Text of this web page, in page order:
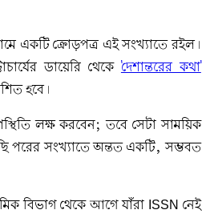
একটি ক্রোড়পত্র এই সংখ্যাতে রইল।
ডায়েরি থেকে 'দেশান্তরের কথা'
হবে।
লক্ষ করবেন; তবে সেটা সাময়িক
পরের সংখ্যাতে অন্তত একটি, সম্ভবত
বিভাগ থেকে আগে যাঁরা ISSN নেই